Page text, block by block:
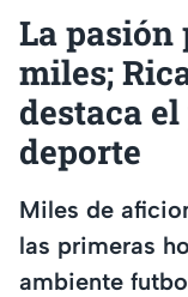
La pasión
miles;
destaca
deporte
Miles de
las primeras
ambiente